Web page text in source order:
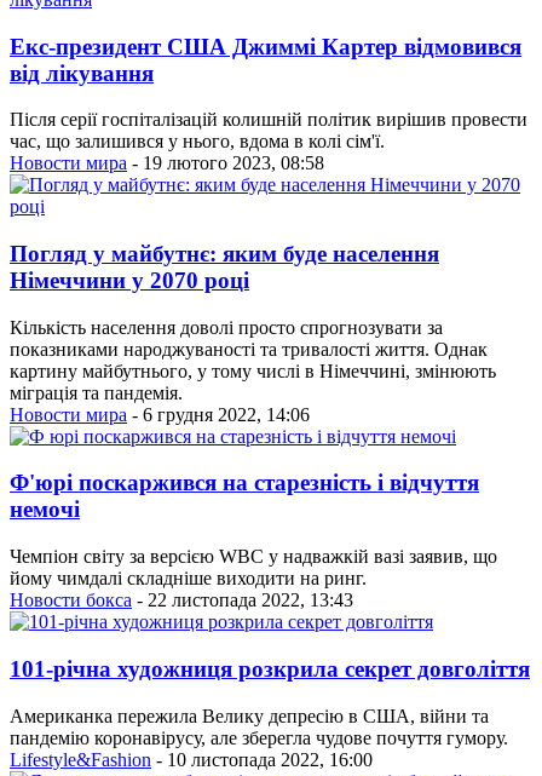
Екс-президент США Джиммі Картер відмовився
від лікування
Після серії госпіталізацій колишній політик вирішив провести
час, що залишився у нього, вдома в колі сім'ї.
Новости мира - 19 лютого 2023, 08:58
Погляд у майбутнє: яким буде населення
Німеччини у 2070 році
Кількість населення доволі просто спрогнозувати за
показниками народжуваності та тривалості життя. Однак
картину майбутнього, у тому числі в Німеччині, змінюють
міграція та пандемія.
Новости мира - 6 грудня 2022, 14:06
Ф'юрі поскаржився на старезність і відчуття
немочі
Чемпіон світу за версією WBC у надважкій вазі заявив, що
йому чимдалі складніше виходити на ринг.
Новости бокса - 22 листопада 2022, 13:43
101-річна художниця розкрила секрет довголіття
Американка пережила Велику депресію в США, війни та
пандемію коронавірусу, але зберегла чудове почуття гумору.
Lifestyle&Fashion - 10 листопада 2022, 16:00